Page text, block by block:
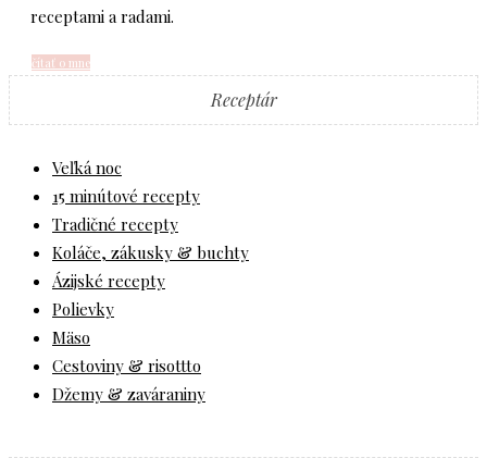
receptami a radami.
čítať o mne
Receptár
Veľká noc
15 minútové recepty
Tradičné recepty
Koláče, zákusky & buchty
Ázijské recepty
Polievky
Mäso
Cestoviny & risottto
Džemy & zaváraniny